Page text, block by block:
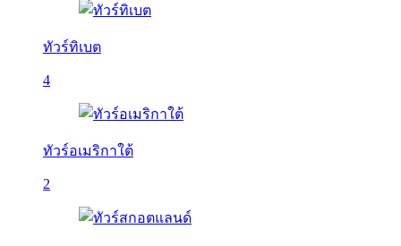
ทัวร์ทิเบต
4
ทัวร์อเมริกาใต้
2